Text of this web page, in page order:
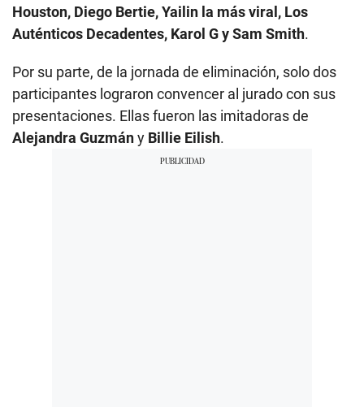
Houston, Diego Bertie, Yailin la más viral, Los
Auténticos Decadentes, Karol G y Sam Smith.
Por su parte, de la jornada de eliminación, solo dos
participantes lograron convencer al jurado con sus
presentaciones. Ellas fueron las imitadoras de
Alejandra Guzmány Billie Eilish.